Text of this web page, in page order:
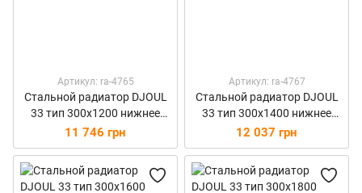
Артикул: ra-4765
Стальной радиатор DJOUL
33 тип 300х1200 нижнее
подключение 2105 Вт
11 746 грн
Артикул: ra-4767
Стальной радиатор DJOUL
33 тип 300х1400 нижнее
подключение 2456 Вт
12 037 грн